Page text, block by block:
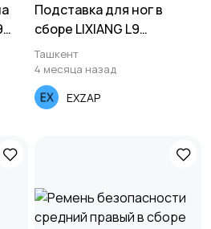
Подставка для ног в
сборе LIXIANG L9
X01ZYTTHK (coffe)
Ташкент
4 месяца назад
EXZAP